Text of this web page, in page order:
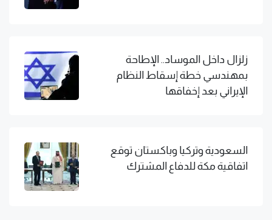
زلزال داخل الموساد.. الإطاحة
بمهندسي خطة إسقاط النظام
الإيراني بعد إخفاقها
السعودية وتركيا وباكستان توقع
اتفاقية مكة للدفاع المشترك